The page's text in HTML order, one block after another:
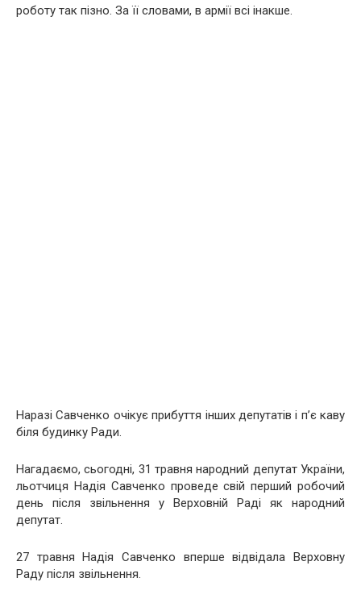
роботу так пізно. За її словами, в армії всі інакше.
Наразі Савченко очікує прибуття інших депутатів і п’є каву
біля будинку Ради.
Нагадаємо, сьогодні, 31 травня народний депутат України,
льотчиця Надія Савченко проведе свій перший робочий
день після звільнення у Верховній Раді як народний
депутат.
27 травня Надія Савченко вперше відвідала Верховну
Раду після звільнення.